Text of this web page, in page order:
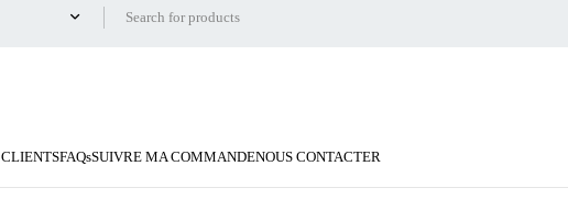
FAQsSUIVRE MA COMMANDENOUS CONTACTER